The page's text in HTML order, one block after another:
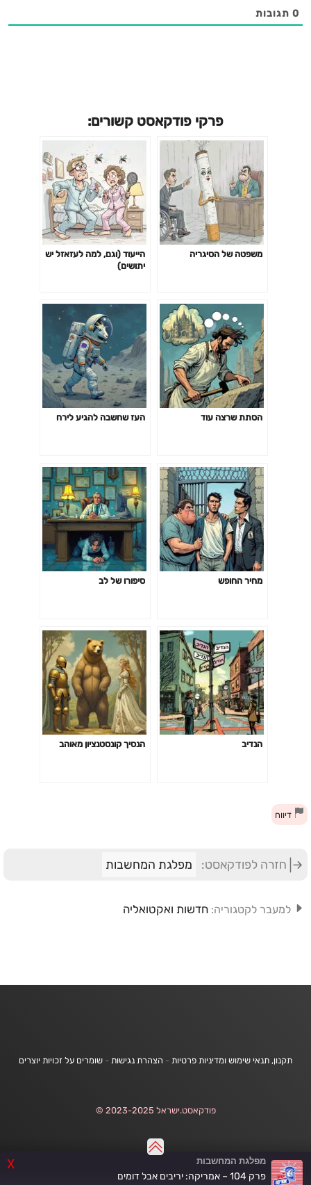
X מפלגת המחשבות
פרק 104 – אמריקה: יריבים אבל דומים
0 תגובות
פרקי פודקאסט קשורים:
משפטה של הסיגריה
הייעוד (וגם, למה לעזאזל יש
יתושים)
הסתת שרצה עוד העז שחשבה להגיע לירח
מחיר החופש סיפורו של לב
הנדיב הנסיך קונסטנציון מאוהב
דיווח
חזרה לפודקאסט: מפלגת המחשבות
למעבר לקטגוריה: חדשות ואקטואליה
תקנון, תנאי שימוש ומדיניות פרטיות - הצהרת נגישות - שומרים על זכויות יוצרים
פודקאסט.ישראל 2023-2025 ©